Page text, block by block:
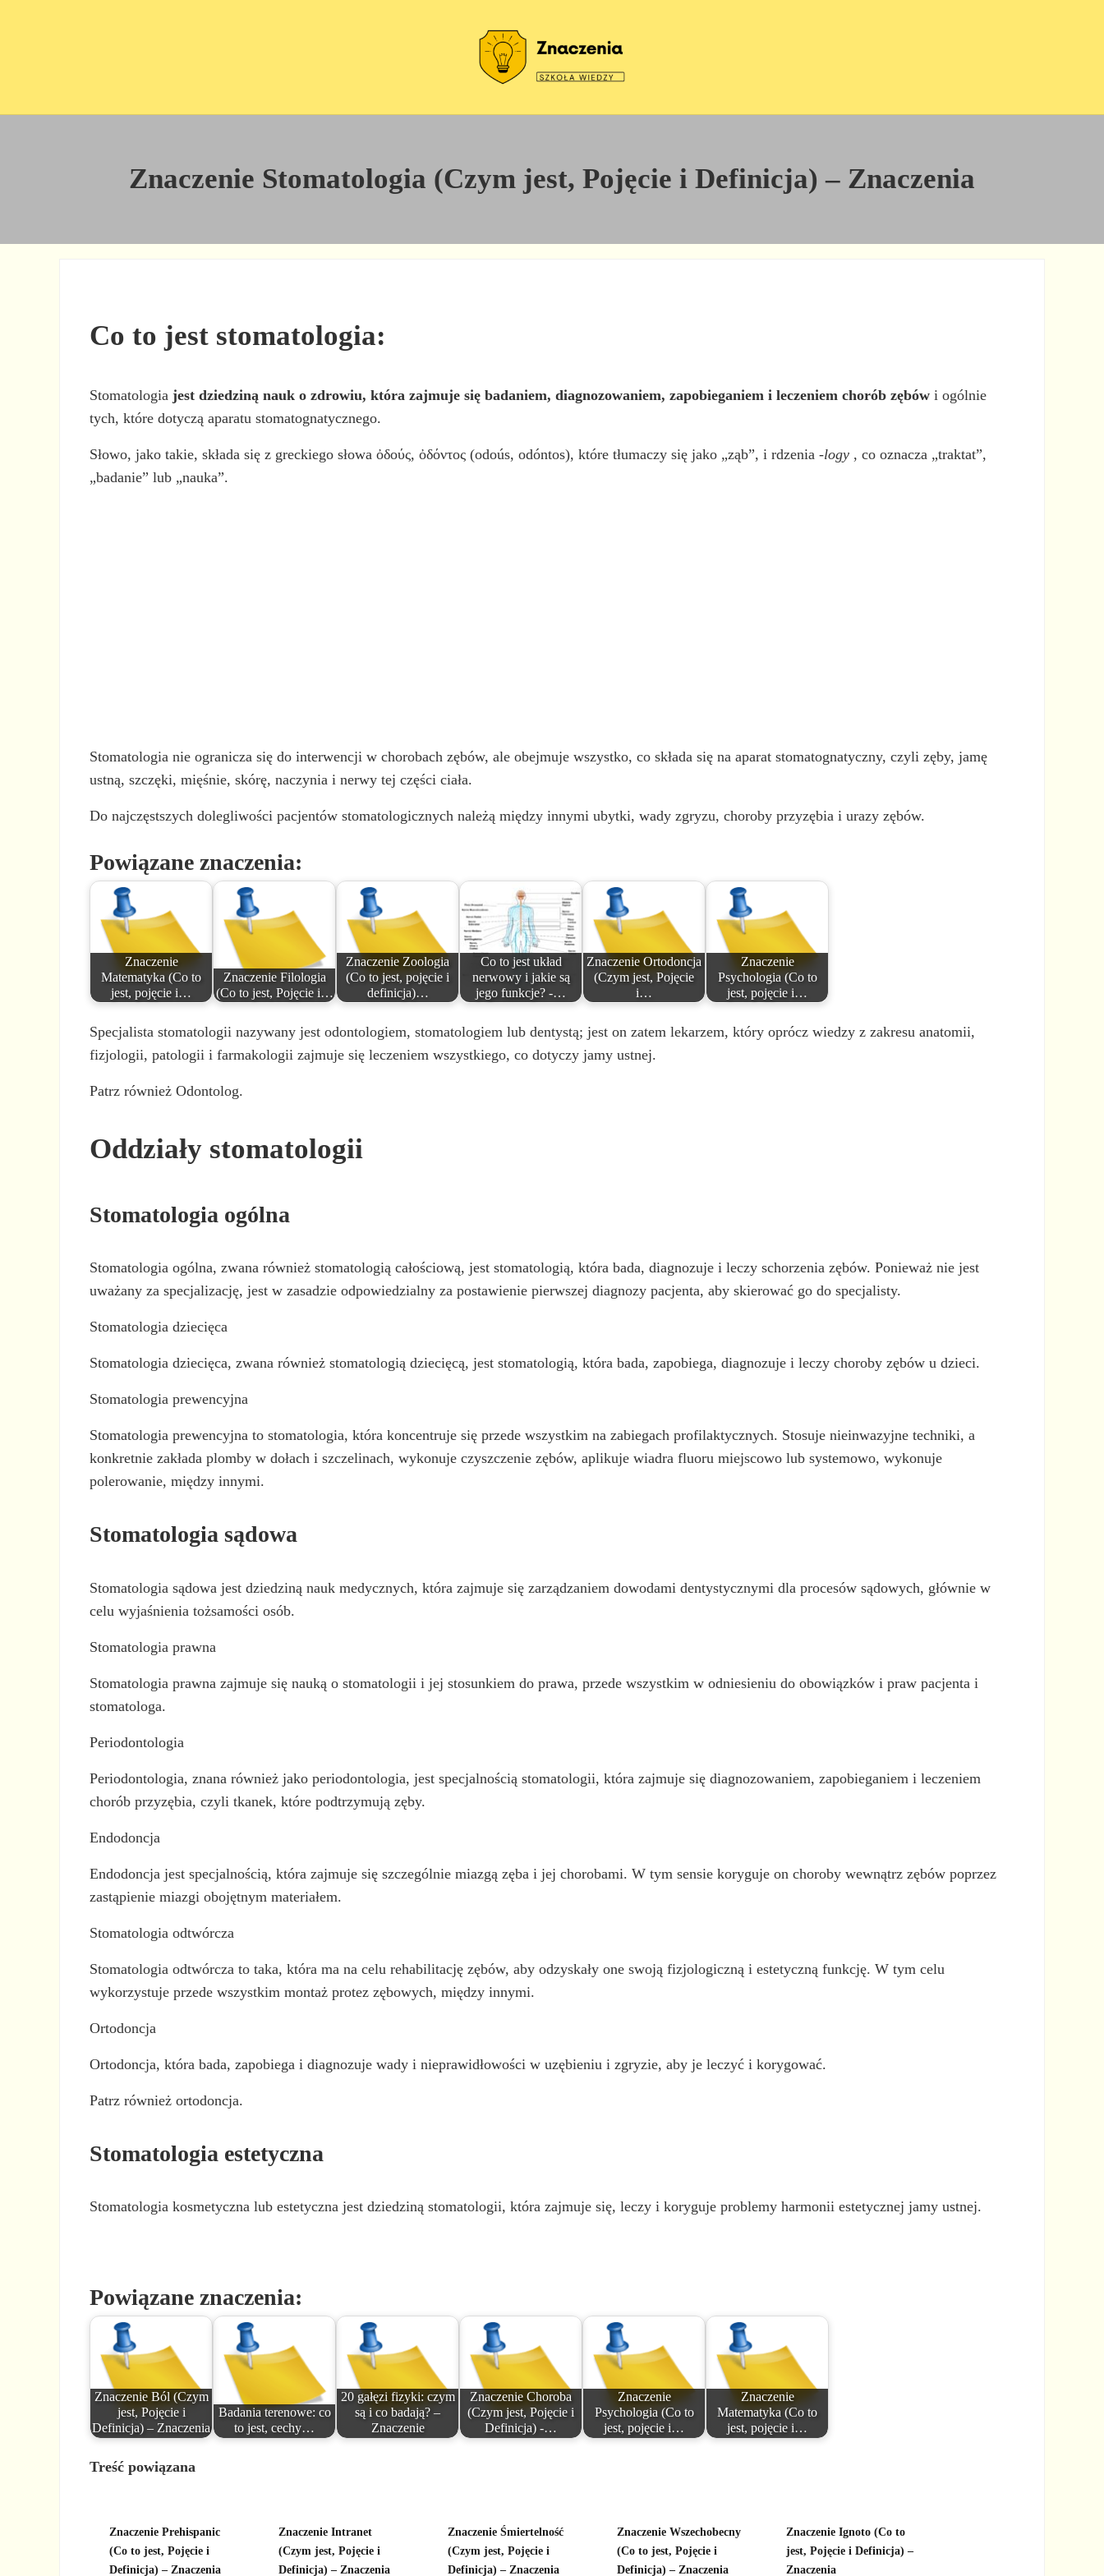
Znaczenie Stomatologia (Czym jest, Pojęcie i Definicja) – Znaczenia
Co to jest stomatologia:
Stomatologiajest dziedziną nauk o zdrowiu, która zajmuje się badaniem, diagnozowaniem, zapobieganiem i leczeniem chorób zębów i ogólnie
tych, które dotyczą aparatu stomatognatycznego.
Słowo, jako takie, składa się z greckiego słowa ὀδούς, ὀδόντος (odoús, odóntos), które tłumaczy się jako „ząb”, i rdzenia-logy , co oznacza „traktat”,
„badanie” lub „nauka”.
Stomatologia nie ogranicza się do interwencji w chorobach zębów, ale obejmuje wszystko, co składa się na aparat stomatognatyczny, czyli zęby, jamę
ustną, szczęki, mięśnie, skórę, naczynia i nerwy tej części ciała.
Do najczęstszych dolegliwości pacjentów stomatologicznych należą między innymi ubytki, wady zgryzu, choroby przyzębia i urazy zębów.
Powiązane znaczenia:
Znaczenie
Matematyka (Co to
jest, pojęcie i…
Znaczenie Filologia
(Co to jest, Pojęcie i…
Znaczenie Zoologia
(Co to jest, pojęcie i
definicja)…
Co to jest układ
nerwowy i jakie są
jego funkcje? -…
Znaczenie Ortodoncja
(Czym jest, Pojęcie
i…
Znaczenie
Psychologia (Co to
jest, pojęcie i…
Specjalista stomatologii nazywany jest odontologiem, stomatologiem lub dentystą; jest on zatem lekarzem, który oprócz wiedzy z zakresu anatomii,
fizjologii, patologii i farmakologii zajmuje się leczeniem wszystkiego, co dotyczy jamy ustnej.
Patrz również Odontolog.
Oddziały stomatologii
Stomatologia ogólna
Stomatologia ogólna, zwana również stomatologią całościową, jest stomatologią, która bada, diagnozuje i leczy schorzenia zębów. Ponieważ nie jest
uważany za specjalizację, jest w zasadzie odpowiedzialny za postawienie pierwszej diagnozy pacjenta, aby skierować go do specjalisty.
Stomatologia dziecięca
Stomatologia dziecięca, zwana również stomatologią dziecięcą, jest stomatologią, która bada, zapobiega, diagnozuje i leczy choroby zębów u dzieci.
Stomatologia prewencyjna
Stomatologia prewencyjna to stomatologia, która koncentruje się przede wszystkim na zabiegach profilaktycznych. Stosuje nieinwazyjne techniki, a
konkretnie zakłada plomby w dołach i szczelinach, wykonuje czyszczenie zębów, aplikuje wiadra fluoru miejscowo lub systemowo, wykonuje
polerowanie, między innymi.
Stomatologia sądowa
Stomatologia sądowa jest dziedziną nauk medycznych, która zajmuje się zarządzaniem dowodami dentystycznymi dla procesów sądowych, głównie w
celu wyjaśnienia tożsamości osób.
Stomatologia prawna
Stomatologia prawna zajmuje się nauką o stomatologii i jej stosunkiem do prawa, przede wszystkim w odniesieniu do obowiązków i praw pacjenta i
stomatologa.
Periodontologia
Periodontologia, znana również jako periodontologia, jest specjalnością stomatologii, która zajmuje się diagnozowaniem, zapobieganiem i leczeniem
chorób przyzębia, czyli tkanek, które podtrzymują zęby.
Endodoncja
Endodoncja jest specjalnością, która zajmuje się szczególnie miazgą zęba i jej chorobami. W tym sensie koryguje on choroby wewnątrz zębów poprzez
zastąpienie miazgi obojętnym materiałem.
Stomatologia odtwórcza
Stomatologia odtwórcza to taka, która ma na celu rehabilitację zębów, aby odzyskały one swoją fizjologiczną i estetyczną funkcję. W tym celu
wykorzystuje przede wszystkim montaż protez zębowych, między innymi.
Ortodoncja
Ortodoncja, która bada, zapobiega i diagnozuje wady i nieprawidłowości w uzębieniu i zgryzie, aby je leczyć i korygować.
Patrz również ortodoncja.
Stomatologia estetyczna
Stomatologia kosmetyczna lub estetyczna jest dziedziną stomatologii, która zajmuje się, leczy i koryguje problemy harmonii estetycznej jamy ustnej.
Powiązane znaczenia:
Znaczenie Ból (Czym
jest, Pojęcie i
Definicja) – Znaczenia
Badania terenowe: co
to jest, cechy…
20 gałęzi fizyki: czym
są i co badają? –
Znaczenie
Znaczenie Choroba
(Czym jest, Pojęcie i
Definicja) -…
Znaczenie
Psychologia (Co to
jest, pojęcie i…
Znaczenie
Matematyka (Co to
jest, pojęcie i…
Treść powiązana
Znaczenie Prehispanic
(Co to jest, Pojęcie i
Definicja) – Znaczenia
Znaczenie Intranet
(Czym jest, Pojęcie i
Definicja) – Znaczenia
Znaczenie Śmiertelność
(Czym jest, Pojęcie i
Definicja) – Znaczenia
Znaczenie Wszechobecny
(Co to jest, Pojęcie i
Definicja) – Znaczenia
Znaczenie Ignoto (Co to
jest, Pojęcie i Definicja) –
Znaczenia